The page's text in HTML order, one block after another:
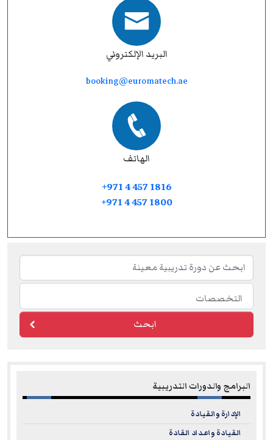
البريد الإلكتروني
booking@euromatech.ae
الهاتف
+971 4 457 1816
+971 4 457 1800
ابحث
البرامج والدورات التدريبية
الإدارة والقيادة
القيادة واعداد القادة